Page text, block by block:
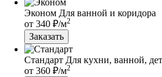
Эконом Для ванной и коридора
от 340 ₽/м2
Заказать
Стандарт Для кухни, ванной,
от 360 ₽/м2